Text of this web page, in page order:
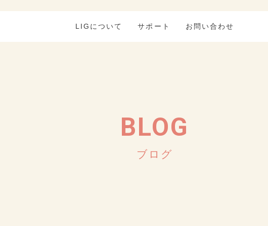
LIGについて サポート お問い合わせ
BLOG
ブログ